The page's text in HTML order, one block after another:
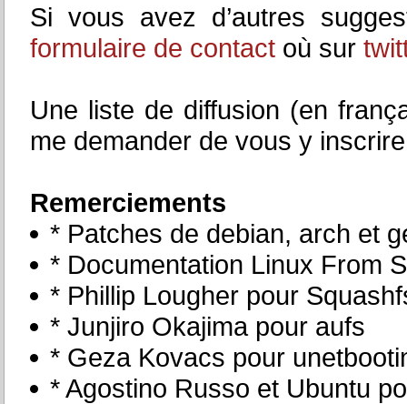
Si vous avez d’autres
formulaire de contact où sur
Une liste de diffusion (en
me demander de vous y inscrire
Remerciements
* Patches de debian, arch et
* Documentation Linux From
* Phillip Lougher pour
* Junjiro Okajima pour aufs
* Geza Kovacs pour
* Agostino Russo et Ubuntu